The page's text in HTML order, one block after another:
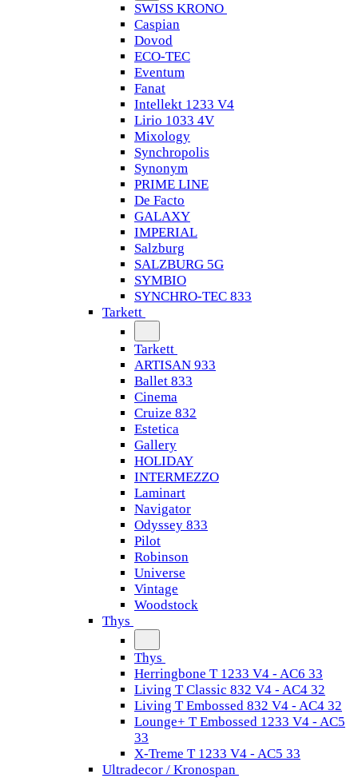
SWISS KRONO
Caspian
Dovod
ECO-TEC
Eventum
Fanat
Intellekt 1233 V4
Lirio 1033 4V
Mixology
Synchropolis
Synonym
PRIME LINE
De Facto
GALAXY
IMPERIAL
Salzburg
SALZBURG 5G
SYMBIO
SYNCHRO-TEC 833
Tarkett
Tarkett
ARTISAN 933
Ballet 833
Cinema
Cruize 832
Estetica
Gallery
HOLIDAY
INTERMEZZO
Laminart
Navigator
Odyssey 833
Pilot
Robinson
Universe
Vintage
Woodstock
Thys
Thys
Herringbone T 1233 V4 - AC6 33
Living T Classic 832 V4 - AC4 32
Living T Embossed 832 V4 - AC4 32
Lounge+ T Embossed 1233 V4 - AC5
33
X-Treme T 1233 V4 - AC5 33
Ultradecor / Kronospan